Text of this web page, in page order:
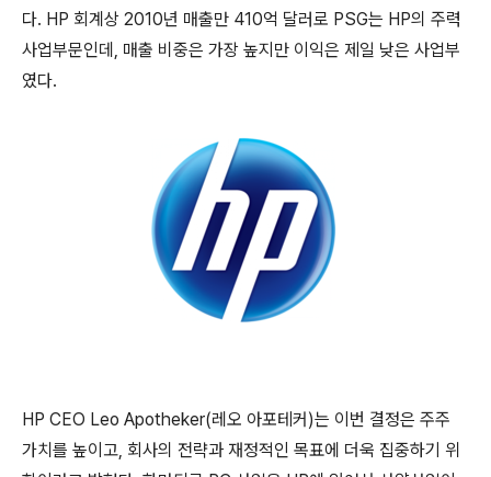
다. HP 회계상 2010년 매출만 410억 달러로 PSG는 HP의 주력
사업부문인데, 매출 비중은 가장 높지만 이익은 제일 낮은 사업부
였다.
HP CEO Leo Apotheker(레오 아포테커)는 이번 결정은 주주
가치를 높이고, 회사의 전략과 재정적인 목표에 더욱 집중하기 위